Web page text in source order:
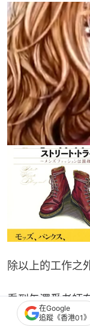
除以上的工作之
看到矢澤愛老師
加，去年更與
在Google
追蹤《香港01》